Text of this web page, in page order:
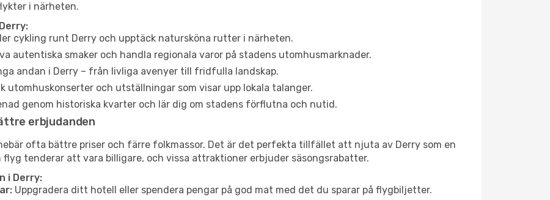
i närheten.
cykling runt Derry och upptäck natursköna rutter i närheten.
autentiska smaker och handla regionala varor på stadens utomhusmarknader.
andan i Derry – från livliga avenyer till fridfulla landskap.
utomhuskonserter och utställningar som visar upp lokala talanger.
genom historiska kvarter och lär dig om stadens förflutna och nutid.
erbjudanden
ofta bättre priser och färre folkmassor. Det är det perfekta tillfället att njuta av Derry som en
tenderar att vara billigare, och vissa attraktioner erbjuder säsongsrabatter.
i Derry:
Uppgradera ditt hotell eller spendera pengar på god mat med det du sparar på flygbiljetter.